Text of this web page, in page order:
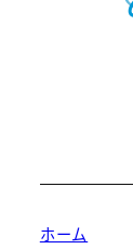
ホーム